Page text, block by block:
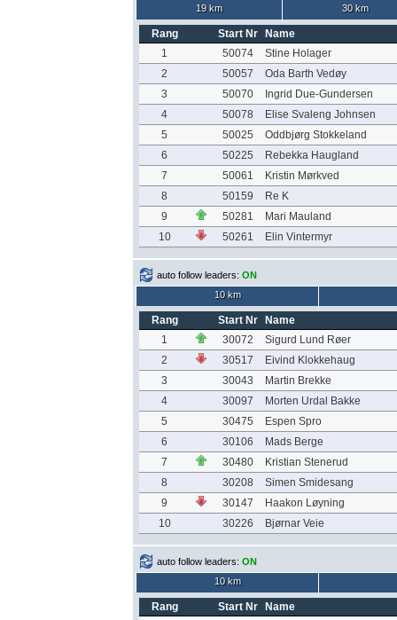
19 km
30 km
Rang Start Nr
Name
1
50074
Stine Holager
2
50057
Oda Barth Vedøy
3
50070
Ingrid Due-Gundersen
4
50078
Elise Svaleng Johnsen
5
50025
Oddbjørg Stokkeland
6
50225
Rebekka Haugland
7
50061
Kristin Mørkved
8
50159
Re K
9
50281
Mari Mauland
10
50261 Elin Vintermyr
auto follow leaders: ON
10 km
Rang Start Nr
Name
1
30072
Sigurd Lund Røer
2
30517
Eivind Klokkehaug
3
30043
Martin Brekke
4
30097
Morten Urdal Bakke
5
30475
Espen Spro
6
30106
Mads Berge
7
30480
Kristian Stenerud
8
30208
Simen Smidesang
9
30147
Haakon Løyning
10
30226 Bjørnar Veie
auto follow leaders: ON
10 km
Rang Start Nr Name